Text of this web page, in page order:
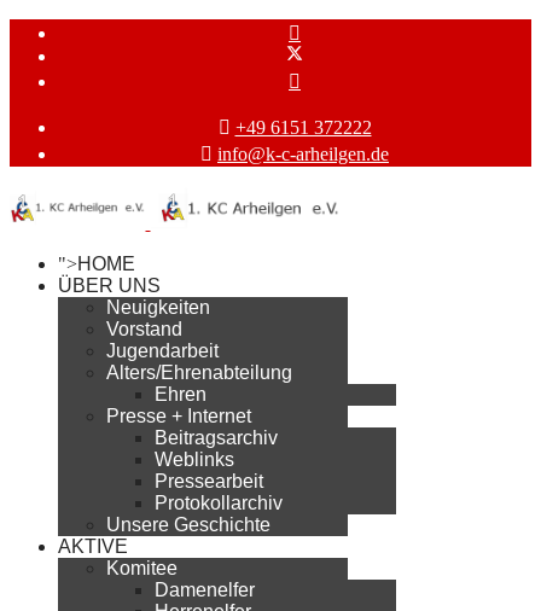
+49 6151 372222
info@k-c-arheilgen.de
">HOME
ÜBER UNS
Neuigkeiten
Vorstand
Jugendarbeit
Alters/Ehrenabteilung
Ehren
Presse + Internet
Beitragsarchiv
Weblinks
Pressearbeit
Protokollarchiv
Unsere Geschichte
AKTIVE
Komitee
Damenelfer